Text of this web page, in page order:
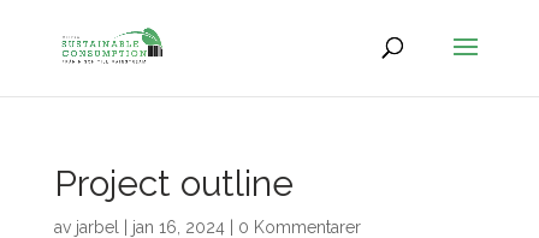
Project outline
av jarbel jan 16, 2024| 0 Kommentarer